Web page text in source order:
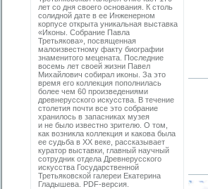
лет со дня своего основания. К столь
солидной дате в ее Инженерном
корпусе открыта уникальная выставка
«Иконы. Собрание Павла
Третьякова», посвященная
малоизвестному факту биографии
знаменитого мецената. Последние
восемь лет своей жизни Павел
Михайлович собирал иконы. За это
время его коллекция пополнилась
более чем 60 произведениями
древнерусского искусства. В течение
столетия почти все это собрание
хранилось в запасниках музея
и не было известно зрителю. О том,
как возникла коллекция и какова была
ее судьба в ХХ веке, рассказывает
куратор выставки, главный научный
сотрудник отдела Древнерусского
искусства Государственной
Третьяковской галереи Екатерина
Гладышева. PDF-версия.